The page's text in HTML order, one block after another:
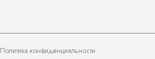
Политика конфиденциальности